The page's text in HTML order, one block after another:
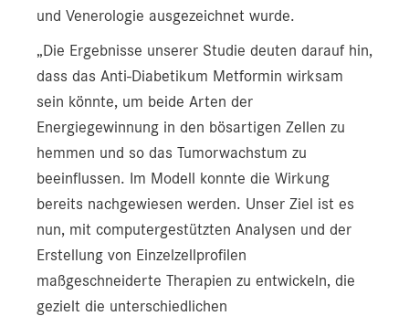
und Venerologie ausgezeichnet wurde.
„Die Ergebnisse unserer Studie deuten darauf hin,
dass das Anti-Diabetikum Metformin wirksam
sein könnte, um beide Arten der
Energiegewinnung in den bösartigen Zellen zu
hemmen und so das Tumorwachstum zu
beeinflussen. Im Modell konnte die Wirkung
bereits nachgewiesen werden. Unser Ziel ist es
nun, mit computergestützten Analysen und der
Erstellung von Einzelzellprofilen
maßgeschneiderte Therapien zu entwickeln, die
gezielt die unterschiedlichen